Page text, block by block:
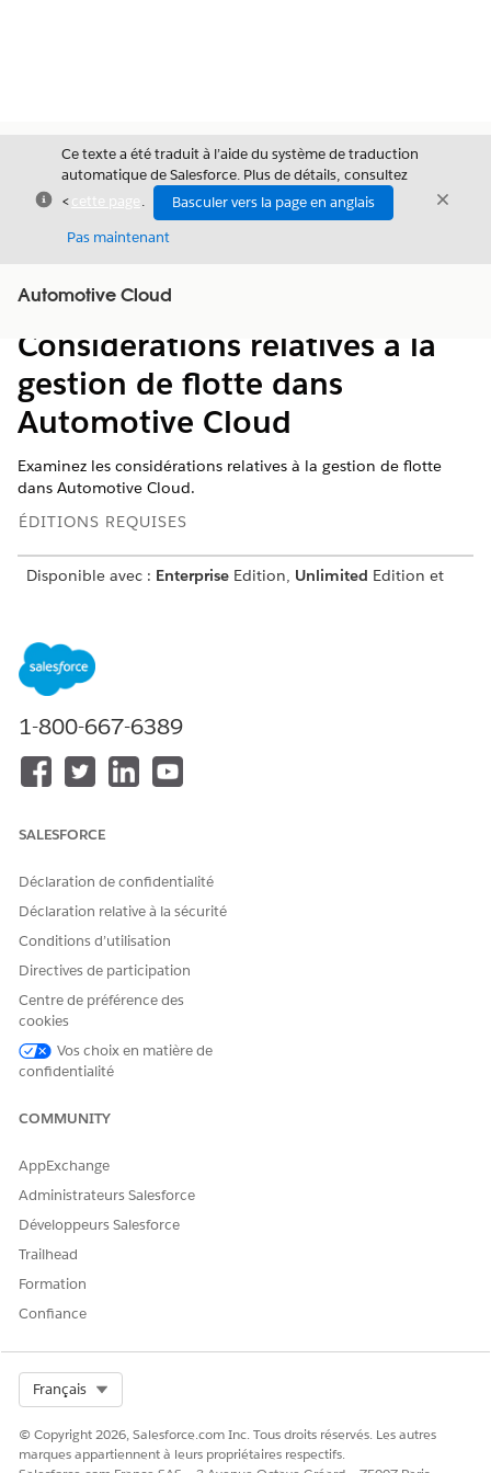
Fermer
Ce texte a été traduit à l’aide du système de traduction
automatique de Salesforce. Plus de détails, consultez
<cette page .
Basculer vers la page en anglais
Pas maintenant
Fermer
Automotive CloudAfficher la table des matières
Table des
Considérations relatives à la
gestion de flotte dans
Automotive Cloud
Examinez les considérations relatives à la gestion de flotte
dans Automotive Cloud.
ÉDITIONS REQUISES
Disponible avec : Enterprise Edition, Unlimited Edition et
Si vous souhaitez capturer des informations sur les flottes
pour des actifs qui ne sont pas des véhicules, par exemple
des conteneurs d'expédition, vous pouvez sélectionner le
Actif de flotte et en laissant le champ Véhicule vide. Vous
pouvez également spécifier la valeur Utilisation de l'actif
pour chaque actif de flotte.
enregistrement Actif de flotte, les champs associés à un
ensuite l’actif à un véhicule, vous devez modifier
l’enregistrement Actif de flotte et sélectionner
l’enregistrement Véhicule afin de remplir les champs
Distance parcourue par le véhicule et Valeur résiduelle.
Flotte, Actif de flotte et Participant à la flotte sont
disponibles pour les utilisateurs d'Experience Cloud.
Dites-nous ce que nous pouvons améliorer !
1-800-667-6389
SALESFORCE
Déclaration de confidentialité
Déclaration relative à la sécurité
Conditions d’utilisation
Directives de participation
Centre de préférence des
cookies
Vos choix en matière de
confidentialité
COMMUNITY
AppExchange
Administrateurs Salesforce
Développeurs Salesforce
Trailhead
Formation
Confiance
Français
© Copyright 2026, Salesforce.com Inc. Tous droits réservés. Les autres
marques appartiennent à leurs propriétaires respectifs.